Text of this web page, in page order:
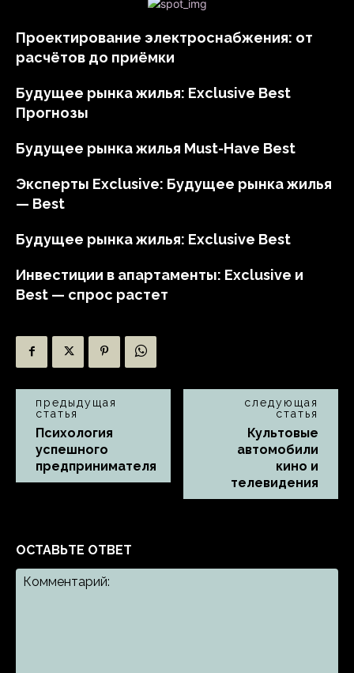
Проектирование электроснабжения: от
расчётов до приёмки
Будущее рынка жилья: Exclusive Best
Прогнозы
Будущее рынка жилья Must-Have Best
Эксперты Exclusive: Будущее рынка жилья
— Best
Будущее рынка жилья: Exclusive Best
Инвестиции в апартаменты: Exclusive и
Best — спрос растет
предыдущая
статья
Психология
успешного
предпринимателя
следующая
статья
Культовые
автомобили
кино и
телевидения
ОСТАВЬТЕ ОТВЕТ